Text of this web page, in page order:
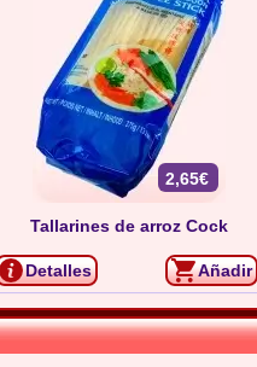
2,65€
Tallarines de arroz Cock
Detalles Añadir